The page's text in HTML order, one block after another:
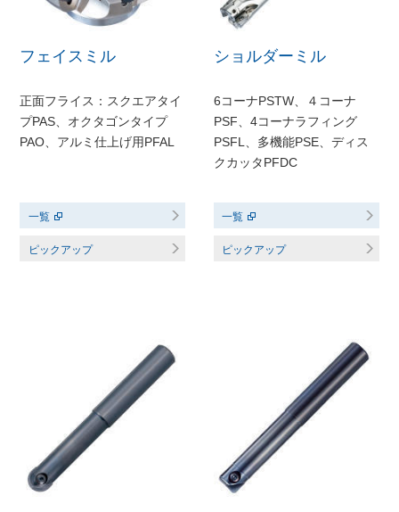
フェイスミル
正面フライス：スクエアタイ
プPAS、オクタゴンタイプ
PAO、アルミ仕上げ用PFAL
一覧
ピックアップ
ショルダーミル
6コーナPSTW、４コーナ
PSF、4コーナラフィング
PSFL、多機能PSE、ディス
クカッタPFDC
一覧
ピックアップ